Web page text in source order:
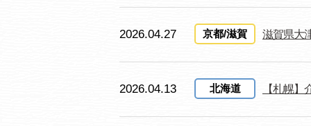
2026.04.27 京都/滋賀 滋賀県大
2026.04.13 北海道 【札幌